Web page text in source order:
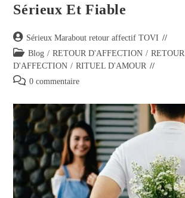
Sérieux Et Fiable
Sérieux Marabout retour affectif TOVI
Blog / RETOUR D'AFFECTION / RETOUR
D'AFFECTION / RITUEL D'AMOUR
0 commentaire